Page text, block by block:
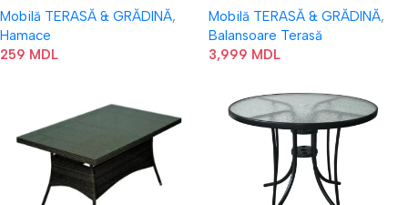
Mobilă TERASĂ & GRĂDINĂ,
Hamace
259 MDL
Mobilă TERASĂ & GRĂDINĂ,
Balansoare Terasă
3,999 MDL